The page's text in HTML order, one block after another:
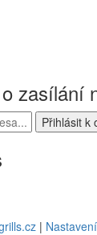
zasílání
|